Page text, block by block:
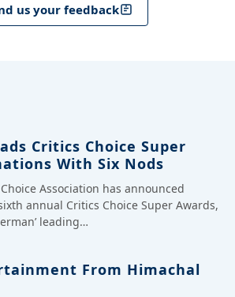
us your feedback
Critics Choice Super
With Six Nods
Association has announced
annual Critics Choice Super Awards,
leading…
From Himachal